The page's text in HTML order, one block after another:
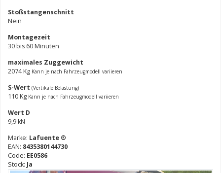
Stoßstangenschnitt
Nein
Montagezeit
30 bis 60 Minuten
maximales Zuggewicht
2074 Kg Kann je nach Fahrzeugmodell variieren
S-Wert (Vertikale Belastung)
110 Kg Kann je nach Fahrzeugmodell variieren
Wert D
9,9 kN
Marke: Lafuente ®
EAN: 8435380144730
Code: EE0586
Stock: Ja